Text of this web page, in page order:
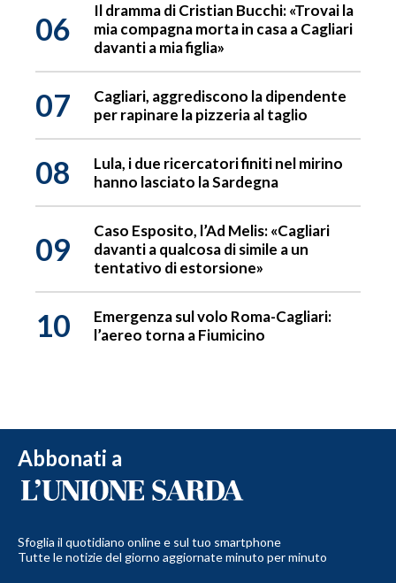
06
Il dramma di Cristian Bucchi: «Trovai la
mia compagna morta in casa a Cagliari
davanti a mia figlia»
07
Cagliari, aggrediscono la dipendente
per rapinare la pizzeria al taglio
08
Lula, i due ricercatori finiti nel mirino
hanno lasciato la Sardegna
09
Caso Esposito, l’Ad Melis: «Cagliari
davanti a qualcosa di simile a un
tentativo di estorsione»
10
Emergenza sul volo Roma-Cagliari:
l’aereo torna a Fiumicino
Abbonati a
Sfoglia il quotidiano online e sul tuo smartphone
Tutte le notizie del giorno aggiornate minuto per minuto